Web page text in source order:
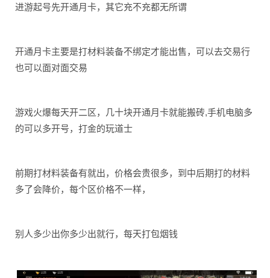
进游起号先开通月卡，其它充不充都无所谓
开通月卡主要是打材料装备不绑定才能出售，可以去交易行
也可以面对面交易
游戏火爆每天开二区，几十块开通月卡就能搬砖,手机电脑多
的可以多开号，打金的玩道士
前期打材料装备有就出，价格会贵很多，到中后期打的材料
多了会降价，每个区价格不一样，
别人多少出你多少出就行，每天打包烟钱